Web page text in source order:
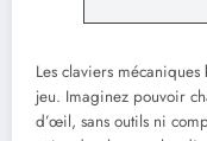
Les claviers mécaniques
jeu. Imaginez pouvoir
d’œil, sans outils ni